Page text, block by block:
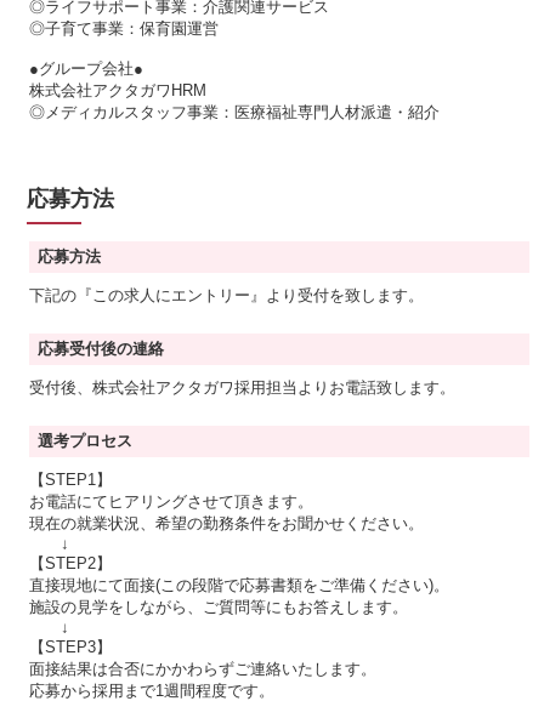
◎ライフサポート事業：介護関連サービス
◎子育て事業：保育園運営
●グループ会社●
株式会社アクタガワHRM
◎メディカルスタッフ事業：医療福祉専門人材派遣・紹介
応募方法
応募方法
下記の『この求人にエントリー』より受付を致します。
応募受付後の連絡
受付後、株式会社アクタガワ採用担当よりお電話致します。
選考プロセス
【STEP1】
お電話にてヒアリングさせて頂きます。
現在の就業状況、希望の勤務条件をお聞かせください。
↓
【STEP2】
直接現地にて面接(この段階で応募書類をご準備ください)。
施設の見学をしながら、ご質問等にもお答えします。
↓
【STEP3】
面接結果は合否にかかわらずご連絡いたします。
応募から採用まで1週間程度です。